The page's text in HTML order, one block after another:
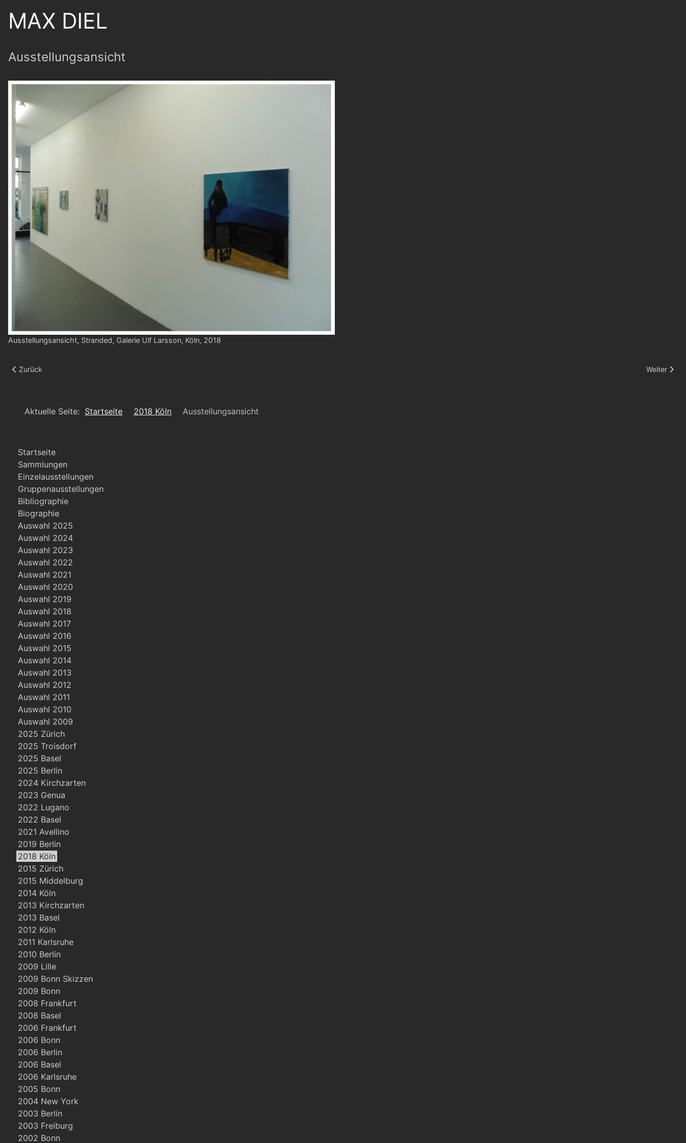
MAX DIEL
Ausstellungsansicht
Ausstellungsansicht, Stranded, Galerie Ulf Larsson, Köln, 2018
Vorheriger Beitrag: Ausstellungsansicht
Zurück Nächster
Weiter
Aktuelle Seite: Startseite 2018 Köln Ausstellungsansicht
Startseite
Sammlungen
Einzelausstellungen
Gruppenausstellungen
Bibliographie
Biographie
Auswahl 2025
Auswahl 2024
Auswahl 2023
Auswahl 2022
Auswahl 2021
Auswahl 2020
Auswahl 2019
Auswahl 2018
Auswahl 2017
Auswahl 2016
Auswahl 2015
Auswahl 2014
Auswahl 2013
Auswahl 2012
Auswahl 2011
Auswahl 2010
Auswahl 2009
2025 Zürich
2025 Troisdorf
2025 Basel
2025 Berlin
2024 Kirchzarten
2023 Genua
2022 Lugano
2022 Basel
2021 Avellino
2019 Berlin
2018 Köln
2015 Zürich
2015 Middelburg
2014 Köln
2013 Kirchzarten
2013 Basel
2012 Köln
2011 Karlsruhe
2010 Berlin
2009 Lille
2009 Bonn Skizzen
2009 Bonn
2008 Frankfurt
2008 Basel
2006 Frankfurt
2006 Bonn
2006 Berlin
2006 Basel
2006 Karlsruhe
2005 Bonn
2004 New York
2003 Berlin
2003 Freiburg
2002 Bonn